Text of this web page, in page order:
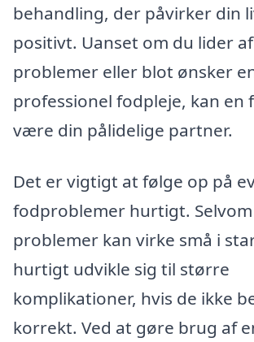
behandling, der påvirker din
positivt. Uanset om du lider
problemer eller blot ønsker
professionel fodpleje, kan en
være din pålidelige partner.
Det er vigtigt at følge op på
fodproblemer hurtigt.
problemer kan virke små i
hurtigt udvikle sig til større
komplikationer, hvis de ikke
korrekt. Ved at gøre brug af